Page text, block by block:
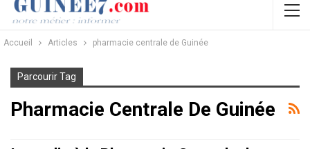
Accueil Articles pharmacie centrale de Guinée
Parcourir Tag
Pharmacie Centrale De Guinée